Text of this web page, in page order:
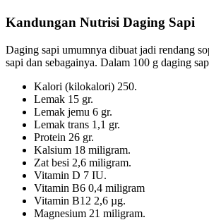
Kandungan Nutrisi Daging Sapi
Daging sapi umumnya dibuat jadi rendang
sapi dan sebagainya. Dalam 100 g daging
Kalori (kilokalori) 250.
Lemak 15 gr.
Lemak jemu 6 gr.
Lemak trans 1,1 gr.
Protein 26 gr.
Kalsium 18 miligram.
Zat besi 2,6 miligram.
Vitamin D 7 IU.
Vitamin B6 0,4 miligram
Vitamin B12 2,6 µg.
Magnesium 21 miligram.